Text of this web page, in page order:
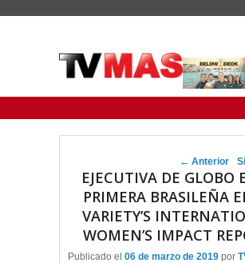
Navegador
← Anterior
EJECUTIVA DE GLOBO
PRIMERA BRASILEÑA
VARIETY’S
WOMEN’S IMPACT
Publicado el 06 de marzo de 2019 por